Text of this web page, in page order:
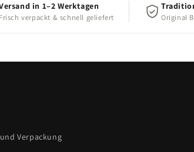
in 1–2 Werktagen
Frisch verpackt & schnell geliefert Original
Verpackung